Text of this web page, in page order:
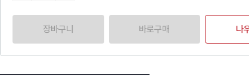
장바구니 바로구매 나